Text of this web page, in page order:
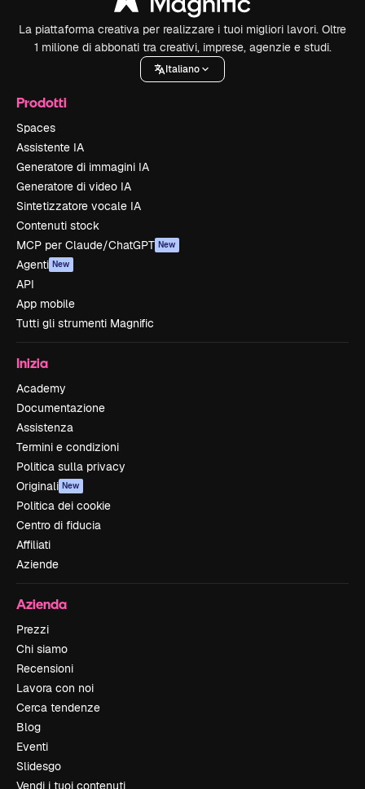
La piattaforma creativa per realizzare i tuoi migliori lavori. Oltre
1 milione di abbonati tra creativi, imprese, agenzie e studi.
Italiano
Prodotti
Spaces
Assistente IA
Generatore di immagini IA
Generatore di video IA
Sintetizzatore vocale IA
Contenuti stock
MCP per Claude/ChatGPT New
Agenti New
API
App mobile
Tutti gli strumenti Magnific
Inizia
Academy
Documentazione
Assistenza
Termini e condizioni
Politica sulla privacy
Originali New
Politica dei cookie
Centro di fiducia
Affiliati
Aziende
Azienda
Prezzi
Chi siamo
Recensioni
Lavora con noi
Cerca tendenze
Blog
Eventi
Slidesgo